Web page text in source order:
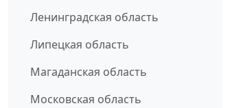
Ленинградская область
Липецкая область
Магаданская область
Московская область